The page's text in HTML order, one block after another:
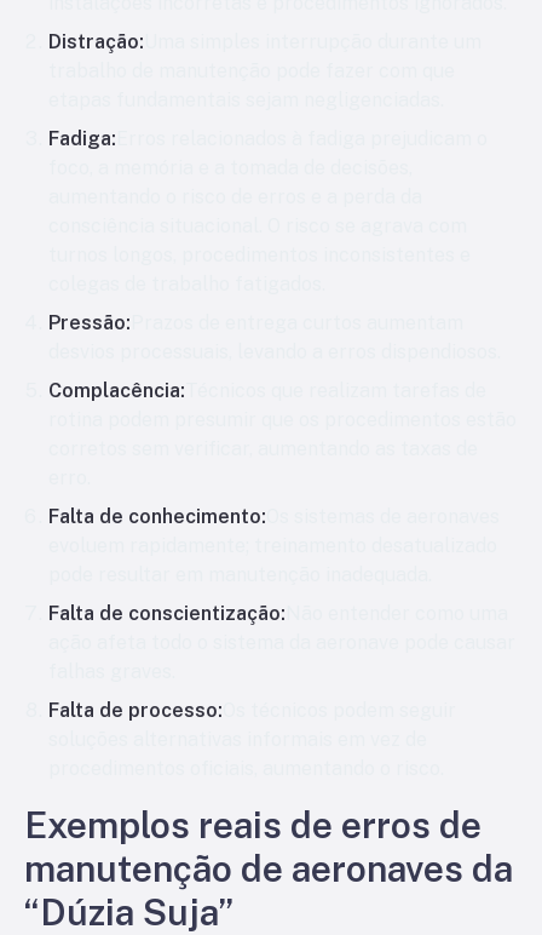
Distração:
Fadiga:
Pressão:
Complacência:
Falta de conhecimento:
Falta de conscientização:
Falta de processo:
Exemplos reais de erros de
manutenção de aeronaves da
“Dúzia Suja”